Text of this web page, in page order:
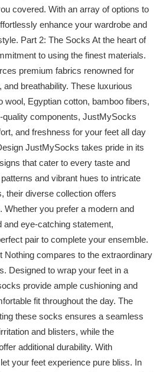
covered. With an array of options to
enhance your wardrobe and
Part 2: The Socks At the heart of
to using the finest materials.
premium fabrics renowned for
breathability. These luxurious
wool, Egyptian cotton, bamboo fibers,
quality components, JustMySocks
and freshness for your feet all day
JustMySocks takes pride in its
that cater to every taste and
and vibrant hues to intricate
their diverse collection offers
Whether you prefer a modern and
and eye-catching statement,
pair to complete your ensemble.
Nothing compares to the extraordinary
Designed to wrap your feet in a
provide ample cushioning and
fit throughout the day. The
these socks ensures a seamless
and blisters, while the
additional durability. With
your feet experience pure bliss. In